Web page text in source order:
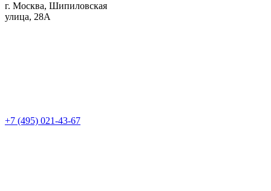
г. Москва, Шипиловская
улица, 28А
+7 (495) 021-43-67